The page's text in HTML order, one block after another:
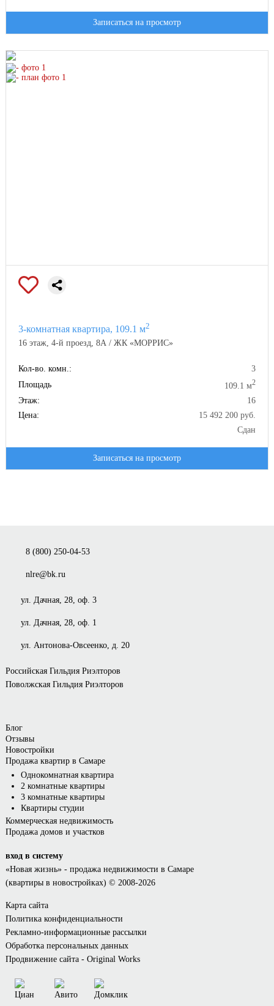
Записаться на просмотр
3-комнатная квартира, 109.1 м2
16 этаж, 4-й проезд, 8А / ЖК «МОРРИС»
Кол-во. комн.:
3
Площадь
109.1 м2
Этаж:
16
Цена:
15 492 200 руб.
Сдан
Записаться на просмотр
8 (800) 250-04-53
nlre@bk.ru
ул. Дачная, 28, оф. 3
ул. Дачная, 28, оф. 1
ул. Антонова-Овсеенко, д. 20
Российская Гильдия Риэлторов
Поволжская Гильдия Риэлторов
Блог
Отзывы
Новостройки
Продажа квартир в Самаре
Однокомнатная квартира
2 комнатные квартиры
3 комнатные квартиры
Квартиры студии
Коммерческая недвижимость
Продажа домов и участков
вход в систему
«Новая жизнь»- продажа недвижимости в Самаре
(квартиры в новостройках) © 2008-2026
Карта сайта
Политика конфиденциальности
Рекламно-информационные рассылки
Обработка персональных данных
Продвижение сайта - Original Works